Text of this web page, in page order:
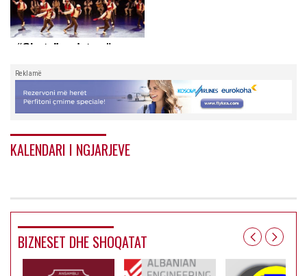
“Shota”, e dyta në
folklorit në botë
Reklamë
KALENDARI I NGJARJEVE
BIZNESET DHE SHOQATAT